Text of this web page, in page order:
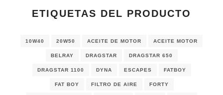
ETIQUETAS DEL PRODUCTO
10W40 20W50 ACEITE DE MOTOR ACEITE MOTOR
BELRAY DRAGSTAR DRAGSTAR 650
DRAGSTAR 1100 DYNA ESCAPES FATBOY
FAT BOY FILTRO DE AIRE FORTY